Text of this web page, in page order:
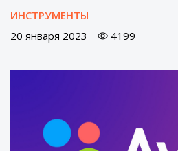
ИНСТРУМЕНТЫ
20 января 2023
4199